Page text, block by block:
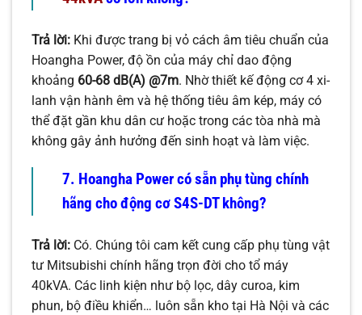
Trả lời: Khi được trang bị vỏ cách âm tiêu chuẩn của
Hoangha Power, độ ồn của máy chỉ dao động
khoảng 60-68 dB(A) @7m. Nhờ thiết kế động cơ 4 xi-
lanh vận hành êm và hệ thống tiêu âm kép, máy có
thể đặt gần khu dân cư hoặc trong các tòa nhà mà
không gây ảnh hưởng đến sinh hoạt và làm việc.
7. Hoangha Power có sẵn phụ tùng chính
hãng cho động cơ S4S-DT không?
Trả lời: Có. Chúng tôi cam kết cung cấp phụ tùng vật
tư Mitsubishi chính hãng trọn đời cho tổ máy
40kVA. Các linh kiện như bộ lọc, dây curoa, kim
phun, bộ điều khiển… luôn sẵn kho tại Hà Nội và các